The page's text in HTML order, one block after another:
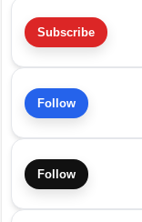
Subscribe
Follow
Follow